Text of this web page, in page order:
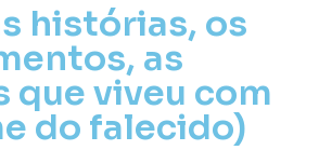
histórias, os
as
que viveu com
do falecido)